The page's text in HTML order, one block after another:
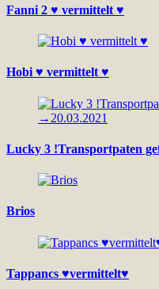
Fanni 2 ♥ vermittelt ♥
Hobi ♥ vermittelt ♥
Lucky 3 !Transportpaten
Brios
Tappancs ♥vermittelt♥